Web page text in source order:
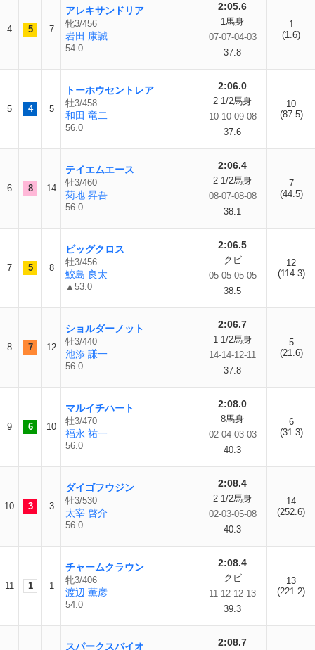
4 5 7
アレキサンドリア
牝3/456
岩田 康誠
54.0
2:05.6
1馬身
07-07-04-03
37.8
1
(1.6)
5 4 5
トーホウセントレア
牡3/458
和田 竜二
56.0
2:06.0
2 1/2馬身
10-10-09-08
37.6
10
(87.5)
6 8 14
テイエムエース
牡3/460
菊地 昇吾
56.0
2:06.4
2 1/2馬身
08-07-08-08
38.1
7
(44.5)
7 5 8
ビッグクロス
牡3/456
鮫島 良太
▲53.0
2:06.5
クビ
05-05-05-05
38.5
12
(114.3)
8 7 12
ショルダーノット
牡3/440
池添 謙一
56.0
2:06.7
1 1/2馬身
14-14-12-11
37.8
5
(21.6)
9 6 10
マルイチハート
牡3/470
福永 祐一
56.0
2:08.0
8馬身
02-04-03-03
40.3
6
(31.3)
10 3 3
ダイゴフウジン
牡3/530
太宰 啓介
56.0
2:08.4
2 1/2馬身
02-03-05-08
40.3
14
(252.6)
11 1 1
チャームクラウン
牝3/406
渡辺 薫彦
54.0
2:08.4
クビ
11-12-12-13
39.3
13
(221.2)
スパークスバイオ 2:08.7